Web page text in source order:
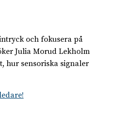
och fokusera på
Julia Morud Lekholm
hur sensoriska signaler